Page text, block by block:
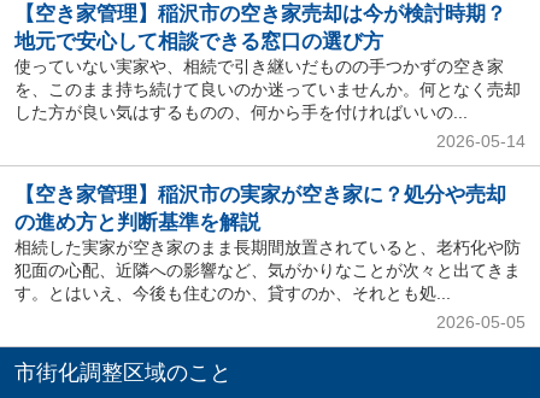
【空き家管理】稲沢市の空き家売却は今が検討時期？
地元で安心して相談できる窓口の選び方
使っていない実家や、相続で引き継いだものの手つかずの空き家
を、このまま持ち続けて良いのか迷っていませんか。何となく売却
した方が良い気はするものの、何から手を付ければいいの...
2026-05-14
【空き家管理】稲沢市の実家が空き家に？処分や売却
の進め方と判断基準を解説
相続した実家が空き家のまま長期間放置されていると、老朽化や防
犯面の心配、近隣への影響など、気がかりなことが次々と出てきま
す。とはいえ、今後も住むのか、貸すのか、それとも処...
2026-05-05
市街化調整区域のこと